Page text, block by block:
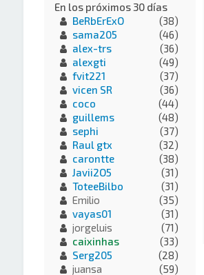
En los próximos 30 días
BeRbErExO
(38)
sama205
(46)
alex-trs
(36)
alexgti
(49)
fvit221
(37)
vicen SR
(36)
coco
(44)
guillems
(48)
sephi
(37)
Raul gtx
(32)
carontte
(38)
Javii2O5
(31)
ToteeBilbo
(31)
Emilio
(35)
vayas01
(31)
jorgeluis
(71)
caixinhas
(33)
Serg205
(28)
juansa
(59)